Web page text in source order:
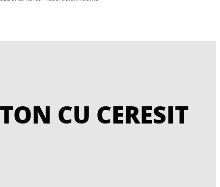
CU CERESIT